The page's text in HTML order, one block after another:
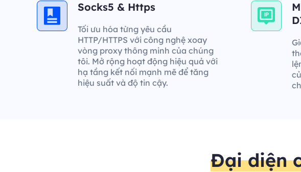
Socks5 & Https
Tối ưu hóa từng yêu cầu
HTTP/HTTPS với công nghệ xoay
vòng proxy thông minh của chúng
tôi. Mở rộng hoạt động hiệu quả với
hạ tầng kết nối mạnh mẽ để tăng
hiệu suất và độ tin cậy.
Đại diện